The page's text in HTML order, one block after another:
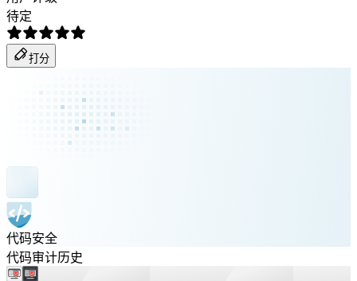
待定
打分
代码安全
代码审计历史